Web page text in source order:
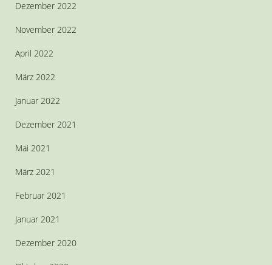
Dezember 2022
November 2022
April 2022
März 2022
Januar 2022
Dezember 2021
Mai 2021
März 2021
Februar 2021
Januar 2021
Dezember 2020